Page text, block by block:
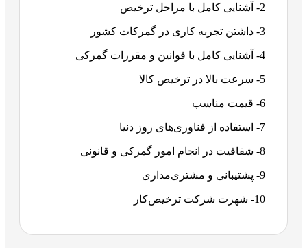
2- آشنایی کامل با مراحل ترخیص
3- داشتن تجربه کاری در گمرکات کشور
4- آشنایی کامل با قوانین و مقررات گمرکی
5- سرعت بالا در ترخیص کالا
6- قیمت مناسب
7- استفاده از فناوری‌های روز دنیا
8- شفافیت در انجام امور گمرکی و قانونی
9- پشتیبانی و مشتری‌مداری
10- شهرت شرکت ترخیص‌کار